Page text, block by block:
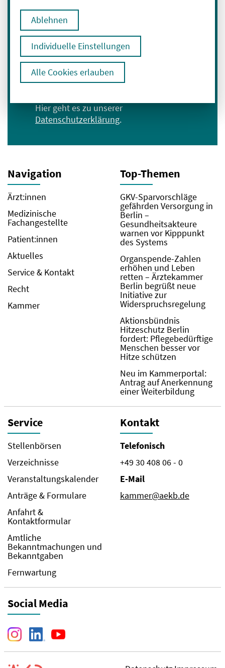
Ablehnen
Individuelle Einstellungen
Alle Cookies erlauben
E-Mail-Adresse eingeben
Ich bin mit der Verarbeitung meiner Daten
Hier geht es zu unserer
Datenschutzerklärung.
Anmelden
Navigation
Ärzt:innen
Medizinische
Fachangestellte
Patient:innen
Aktuelles
Service & Kontakt
Recht
Kammer
Top-Themen
GKV-Sparvorschläge
gefährden Versorgung in
Berlin –
Gesundheitsakteure
warnen vor Kipppunkt
des Systems
Organspende-Zahlen
erhöhen und Leben
retten – Ärztekammer
Berlin begrüßt neue
Initiative zur
Widerspruchsregelung
Aktionsbündnis
Hitzeschutz Berlin
fordert: Pflegebedürftige
Menschen besser vor
Hitze schützen
Neu im Kammerportal:
Antrag auf Anerkennung
einer Weiterbildung
Service
Stellenbörsen
Verzeichnisse
Veranstaltungskalender
Anträge & Formulare
Anfahrt &
Kontaktformular
Amtliche
Bekanntmachungen und
Bekanntgaben
Fernwartung
Kontakt
Telefonisch
+49 30 408 06 - 0
E-Mail
kammer@aekb.de
Social Media